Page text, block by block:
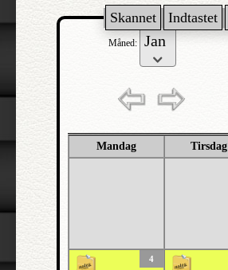
Skannet Indtastet
Måned:
Mandag Tirsdag
4